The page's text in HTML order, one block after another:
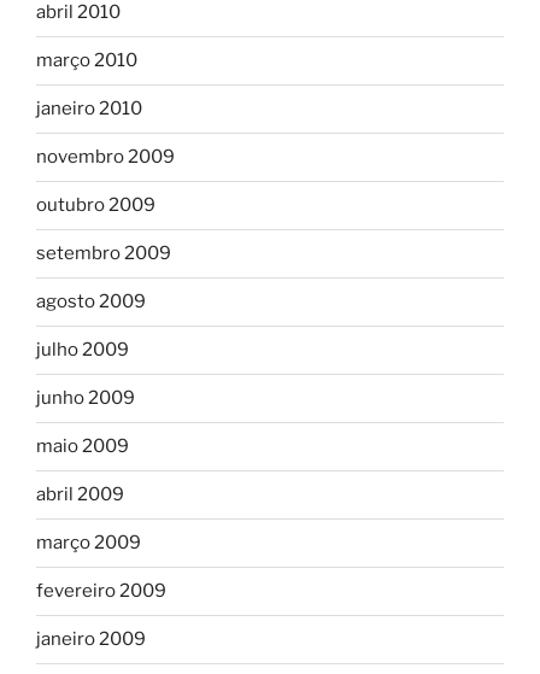
abril 2010
março 2010
janeiro 2010
novembro 2009
outubro 2009
setembro 2009
agosto 2009
julho 2009
junho 2009
maio 2009
abril 2009
março 2009
fevereiro 2009
janeiro 2009